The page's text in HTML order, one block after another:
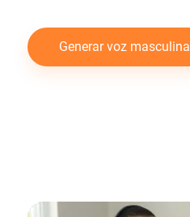
Generar voz masculina